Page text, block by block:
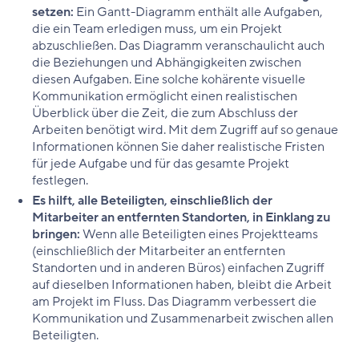
setzen: Ein Gantt-Diagramm enthält alle Aufgaben,
die ein Team erledigen muss, um ein Projekt
abzuschließen. Das Diagramm veranschaulicht auch
die Beziehungen und Abhängigkeiten zwischen
diesen Aufgaben. Eine solche kohärente visuelle
Kommunikation ermöglicht einen realistischen
Überblick über die Zeit, die zum Abschluss der
Arbeiten benötigt wird. Mit dem Zugriff auf so genaue
Informationen können Sie daher realistische Fristen
für jede Aufgabe und für das gesamte Projekt
festlegen.
Es hilft, alle Beteiligten, einschließlich der
Mitarbeiter an entfernten Standorten, in Einklang zu
bringen:Wenn alle Beteiligten eines Projektteams
(einschließlich der Mitarbeiter an entfernten
Standorten und in anderen Büros) einfachen Zugriff
auf dieselben Informationen haben, bleibt die Arbeit
am Projekt im Fluss. Das Diagramm verbessert die
Kommunikation und Zusammenarbeit zwischen allen
Beteiligten.